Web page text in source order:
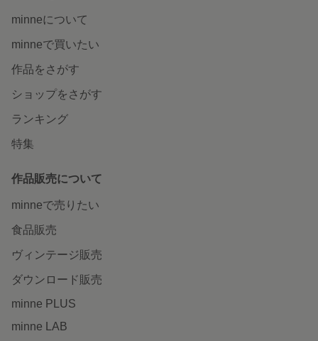
minneについて
minneで買いたい
作品をさがす
ショップをさがす
ランキング
特集
作品販売について
minneで売りたい
食品販売
ヴィンテージ販売
ダウンロード販売
minne PLUS
minne LAB